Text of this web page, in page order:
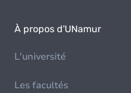
À propos d'UNamur
L'université
Les facultés